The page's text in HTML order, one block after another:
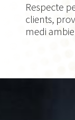
Respecte
clients,
medi